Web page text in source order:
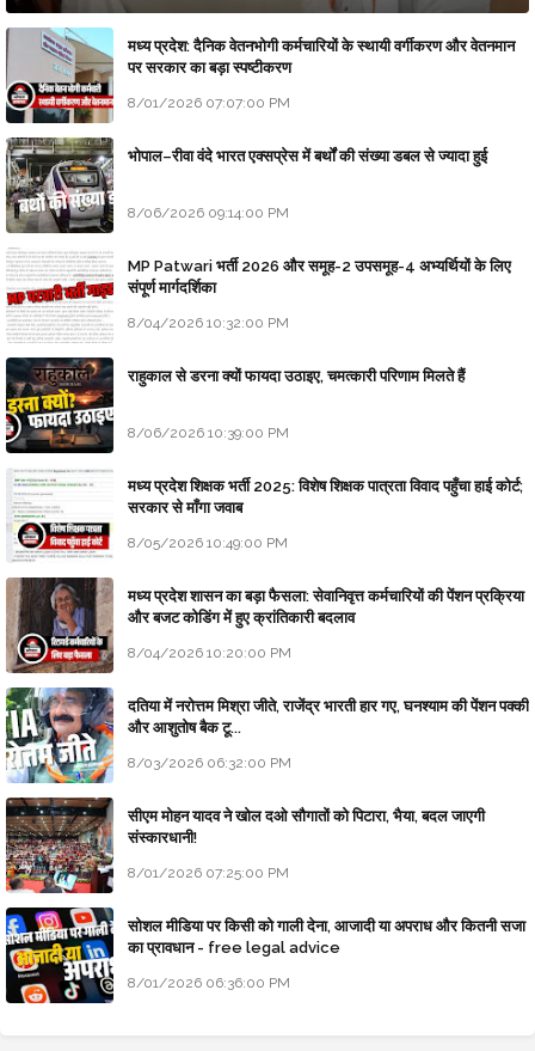
मध्य प्रदेश: दैनिक वेतनभोगी कर्मचारियों के स्थायी वर्गीकरण और वेतनमान
पर सरकार का बड़ा स्पष्टीकरण
8/01/2026 07:07:00 PM
भोपाल–रीवा वंदे भारत एक्सप्रेस में बर्थों की संख्या डबल से ज्यादा हुई
8/06/2026 09:14:00 PM
MP Patwari भर्ती 2026 और समूह-2 उपसमूह-4 अभ्यर्थियों के लिए
संपूर्ण मार्गदर्शिका
8/04/2026 10:32:00 PM
राहुकाल से डरना क्यों फायदा उठाइए, चमत्कारी परिणाम मिलते हैं
8/06/2026 10:39:00 PM
मध्य प्रदेश शिक्षक भर्ती 2025: विशेष शिक्षक पात्रता विवाद पहुँचा हाई कोर्ट;
सरकार से माँगा जवाब
8/05/2026 10:49:00 PM
मध्य प्रदेश शासन का बड़ा फैसला: सेवानिवृत्त कर्मचारियों की पेंशन प्रक्रिया
और बजट कोडिंग में हुए क्रांतिकारी बदलाव
8/04/2026 10:20:00 PM
दतिया में नरोत्तम मिश्रा जीते, राजेंद्र भारती हार गए, घनश्याम की पेंशन पक्की
और आशुतोष बैक टू...
8/03/2026 06:32:00 PM
सीएम मोहन यादव ने खोल दओ सौगातों को पिटारा, भैया, बदल जाएगी
संस्कारधानी!
8/01/2026 07:25:00 PM
सोशल मीडिया पर किसी को गाली देना, आजादी या अपराध और कितनी सजा
का प्रावधान - free legal advice
8/01/2026 06:36:00 PM